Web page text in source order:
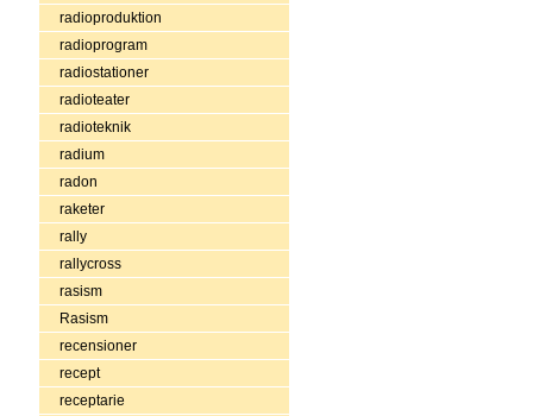
radioproduktion
radioprogram
radiostationer
radioteater
radioteknik
radium
radon
raketer
rally
rallycross
rasism
Rasism
recensioner
recept
receptarie